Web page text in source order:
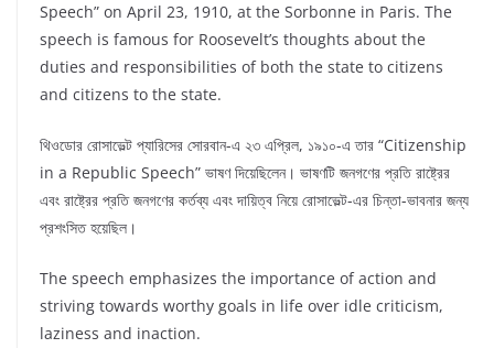
Speech” on April 23, 1910, at the Sorbonne in Paris. The
speech is famous for Roosevelt’s thoughts about the
duties and responsibilities of both the state to citizens
and citizens to the state.
থিওডোর রোসাভেল্ট প্যারিসের সোরবান-এ ২৩ এপ্রিল, ১৯১০-এ তার “Citizenship
in a Republic Speech” ভাষণ দিয়েছিলেন। ভাষণটি জনগণের প্রতি রাষ্ট্রের
এবং রাষ্ট্রের প্রতি জনগণের কর্তব্য এবং দায়িত্ব নিয়ে রোসাভেল্ট-এর চিন্তা-ভাবনার জন্য
প্রশংসিত হয়েছিল।
The speech emphasizes the importance of action and
striving towards worthy goals in life over idle criticism,
laziness and inaction.